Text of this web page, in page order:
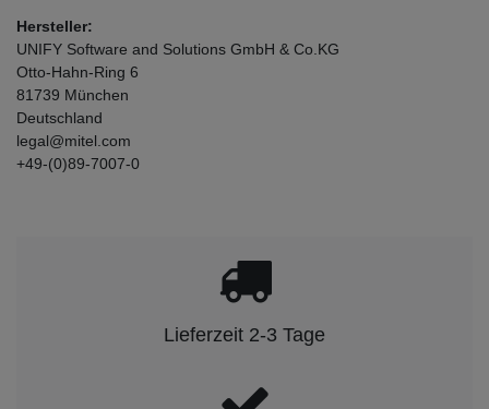
Hersteller:
UNIFY Software and Solutions GmbH & Co.KG
Otto-Hahn-Ring 6
81739 München
Deutschland
legal@mitel.com
+49-(0)89-7007-0
Lieferzeit 2-3 Tage